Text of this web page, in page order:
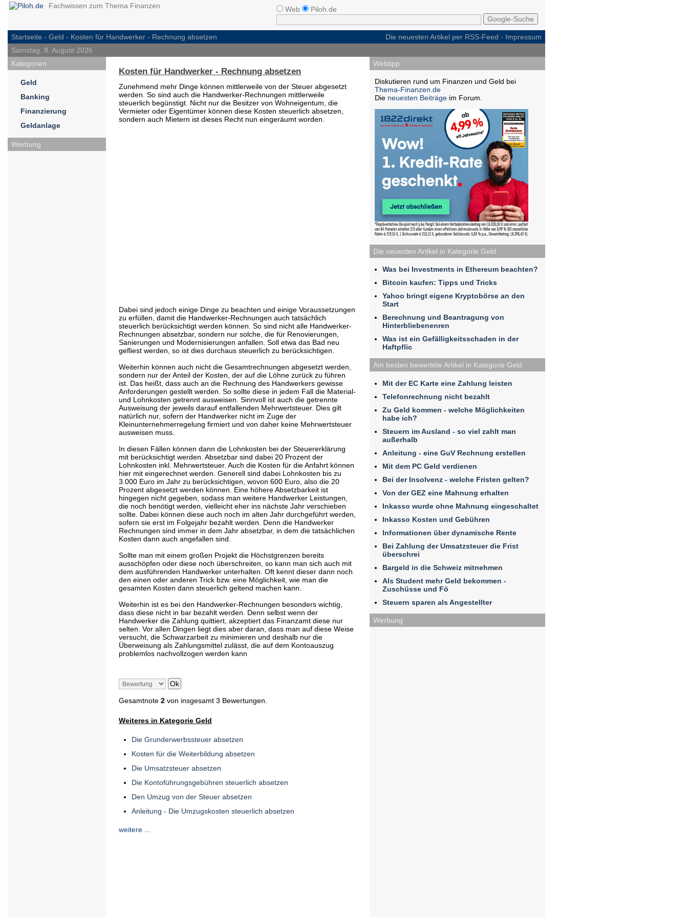
Fachwissen zum Thema Finanzen Web Piloh.de
Startseite - Geld - Kosten für Handwerker - Rechnung absetzen Die neuesten Artikel per RSS-Feed - Impressum
Samstag, 8. August 2026
Kategorien
Geld
Banking
Finanzierung
Geldanlage
Werbung
Kosten für Handwerker - Rechnung absetzen
Zunehmend mehr Dinge können mittlerweile von der Steuer abgesetzt
werden. So sind auch die Handwerker-Rechnungen mittlerweile
steuerlich begünstigt. Nicht nur die Besitzer von Wohneigentum, die
Vermieter oder Eigentümer können diese Kosten steuerlich absetzen,
sondern auch Mietern ist dieses Recht nun eingeräumt worden.
Dabei sind jedoch einige Dinge zu beachten und einige Voraussetzungen
zu erfüllen, damit die Handwerker-Rechnungen auch tatsächlich
steuerlich berücksichtigt werden können. So sind nicht alle Handwerker-
Rechnungen absetzbar, sondern nur solche, die für Renovierungen,
Sanierungen und Modernisierungen anfallen. Soll etwa das Bad neu
gefliest werden, so ist dies durchaus steuerlich zu berücksichtigen.
Weiterhin können auch nicht die Gesamtrechnungen abgesetzt werden,
sondern nur der Anteil der Kosten, der auf die Löhne zurück zu führen
ist. Das heißt, dass auch an die Rechnung des Handwerkers gewisse
Anforderungen gestellt werden. So sollte diese in jedem Fall die Material-
und Lohnkosten getrennt ausweisen. Sinnvoll ist auch die getrennte
Ausweisung der jeweils darauf entfallenden Mehrwertsteuer. Dies gilt
natürlich nur, sofern der Handwerker nicht im Zuge der
Kleinunternehmerregelung firmiert und von daher keine Mehrwertsteuer
ausweisen muss.
In diesen Fällen können dann die Lohnkosten bei der Steuererklärung
mit berücksichtigt werden. Absetzbar sind dabei 20 Prozent der
Lohnkosten inkl. Mehrwertsteuer. Auch die Kosten für die Anfahrt können
hier mit eingerechnet werden. Generell sind dabei Lohnkosten bis zu
3.000 Euro im Jahr zu berücksichtigen, wovon 600 Euro, also die 20
Prozent abgesetzt werden können. Eine höhere Absetzbarkeit ist
hingegen nicht gegeben, sodass man weitere Handwerker Leistungen,
die noch benötigt werden, vielleicht eher ins nächste Jahr verschieben
sollte. Dabei können diese auch noch im alten Jahr durchgeführt werden,
sofern sie erst im Folgejahr bezahlt werden. Denn die Handwerker
Rechnungen sind immer in dem Jahr absetzbar, in dem die tatsächlichen
Kosten dann auch angefallen sind.
Sollte man mit einem großen Projekt die Höchstgrenzen bereits
ausschöpfen oder diese noch überschreiten, so kann man sich auch mit
dem ausführenden Handwerker unterhalten. Oft kennt dieser dann noch
den einen oder anderen Trick bzw. eine Möglichkeit, wie man die
gesamten Kosten dann steuerlich geltend machen kann.
Weiterhin ist es bei den Handwerker-Rechnungen besonders wichtig,
dass diese nicht in bar bezahlt werden. Denn selbst wenn der
Handwerker die Zahlung quittiert, akzeptiert das Finanzamt diese nur
selten. Vor allen Dingen liegt dies aber daran, dass man auf diese Weise
versucht, die Schwarzarbeit zu minimieren und deshalb nur die
Überweisung als Zahlungsmittel zulässt, die auf dem Kontoauszug
problemlos nachvollzogen werden kann
Gesamtnote 2 von insgesamt 3 Bewertungen.
Weiteres in Kategorie Geld
Die Grunderwerbssteuer absetzen
Kosten für die Weiterbildung absetzen
Die Umsatzsteuer absetzen
Die Kontoführungsgebühren steuerlich absetzen
Den Umzug von der Steuer absetzen
Anleitung - Die Umzugskosten steuerlich absetzen
weitere ...
Webtipp
Diskutieren rund um Finanzen und Geld bei
Thema-Finanzen.de
Die neuesten Beiträgeim Forum.
Die neuesten Artikel in Kategorie Geld
Was bei Investments in Ethereum beachten?
Bitcoin kaufen: Tipps und Tricks
Yahoo bringt eigene Kryptobörse an den
Start
Berechnung und Beantragung von
Hinterbliebenenren
Was ist ein Gefälligkeitsschaden in der
Haftpflic
Am besten bewertete Artikel in Kategorie Geld
Mit der EC Karte eine Zahlung leisten
Telefonrechnung nicht bezahlt
Zu Geld kommen - welche Möglichkeiten
habe ich?
Steuern im Ausland - so viel zahlt man
außerhalb
Anleitung - eine GuV Rechnung erstellen
Mit dem PC Geld verdienen
Bei der Insolvenz - welche Fristen gelten?
Von der GEZ eine Mahnung erhalten
Inkasso wurde ohne Mahnung eingeschaltet
Inkasso Kosten und Gebühren
Informationen über dynamische Rente
Bei Zahlung der Umsatzsteuer die Frist
überschrei
Bargeld in die Schweiz mitnehmen
Als Student mehr Geld bekommen -
Zuschüsse und Fö
Steuern sparen als Angestellter
Werbung